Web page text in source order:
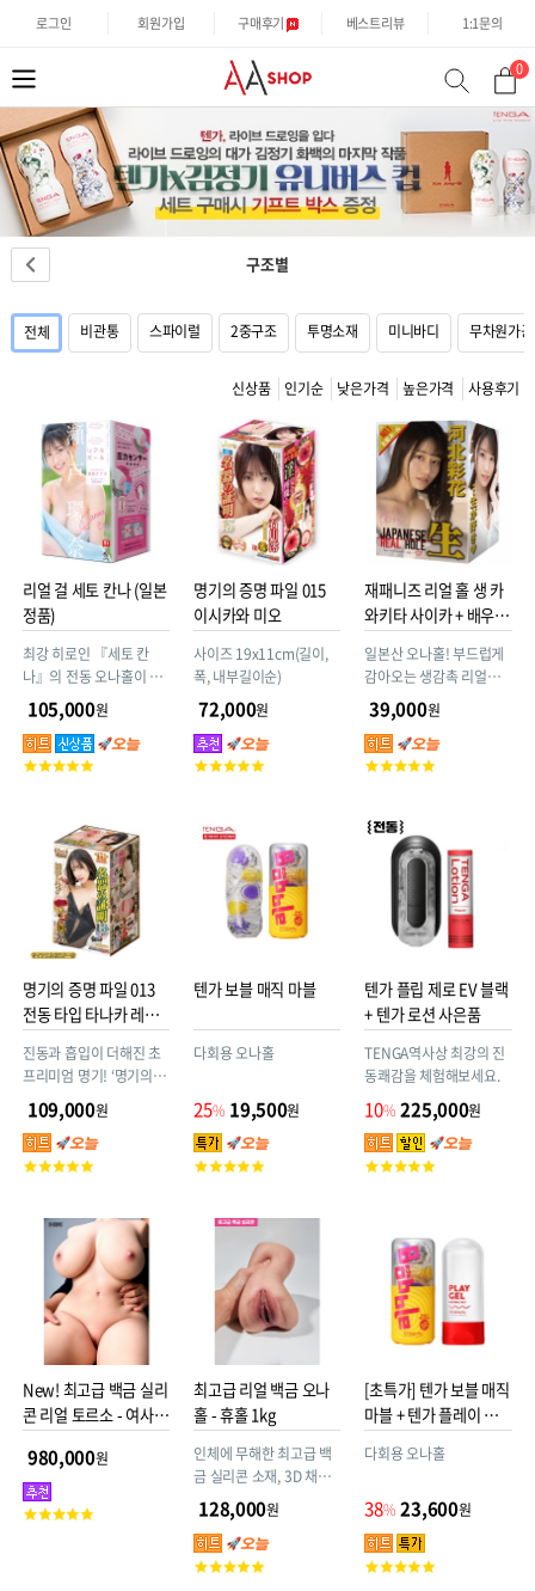
로그인 회원가입 구매후기 베스트리뷰 1:1문의
류
색
0
구조별
전체 비관통 스파이럴 2중구조 투명소재 미니바디 무차원가공
신상품 인기순 낮은가격 높은가격 사용후기
리얼 걸 세토 칸나 (일본
정품)
최강 히로인 『세토 칸
나』의 전동 오나홀이 등
장했습니다! 최첨단 기술
을 구사한 압력 센서 기능
탑재로, 당신의 플레이에
연동하여 전동 오나홀이
력 차이를 섬세하게 감지
합니다. 끝부분만 넣으면
귀엽게 떨리고, 깊숙이 삽
입하면 절정 진동으로 격
렬하게 반응합니다!
105,000원
고
명기의 증명 파일 015
이시카와 미오
사이즈 19x11cm(길이,
폭, 내부길이순)
72,000원
고
점
재패니즈 리얼 홀 생 카
와키타 사이카 + 배우
일본산 오나홀! 부드럽게
감아오는 생감촉 리얼홀
(구매시 카와키타 사이카
사진 증정) 재패니즈 리얼
홀
39,000원
고
점
명기의 증명 파일 013
전동 타입 타나카 레몬
진동과 흡입이 더해진 초
프리미엄 명기! ‘명기의 증
명 No.13’이 한층 더 강력
해졌다! 리얼 사이즈 명기
가 살아 움직이듯 떨리며
생 느낌을 뛰어넘는 폭발
소용돌이에 흠뻑 빠져보
세요!
109,000원
고
텐가 보블 매직 마블
다회용 오나홀
25% 19,500원
고
텐가 플립 제로 EV 블랙
+ 텐가 로션 사은품
TENGA역사상 최강의 진
동쾌감을 체험해보세요.
10% 225,000원
고
New! 최고급 백금 실리
콘 리얼 토르소 - 여사친
980,000원
고
최고급 리얼 백금 오나
홀 - 휴홀 1kg
인체에 무해한 최고급 백
금 실리콘 소재, 3D 채색
기법으로 인체피부를 완
벽재현
128,000원
고
[초특가] 텐가 보블 매직
마블 + 텐가 플레이 젤
다회용 오나홀
38% 23,600원
고